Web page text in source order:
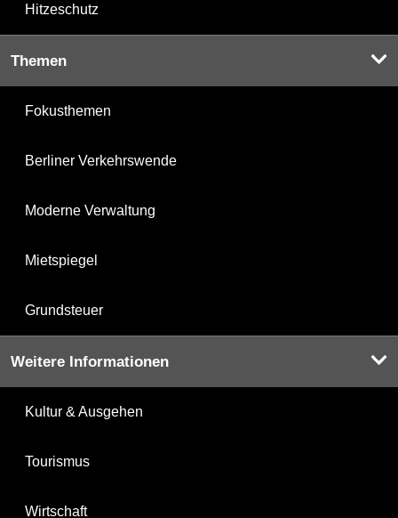
Hitzeschutz
Themen
Fokusthemen
Berliner Verkehrswende
Moderne Verwaltung
Mietspiegel
Grundsteuer
Weitere Informationen
Kultur & Ausgehen
Tourismus
Wirtschaft